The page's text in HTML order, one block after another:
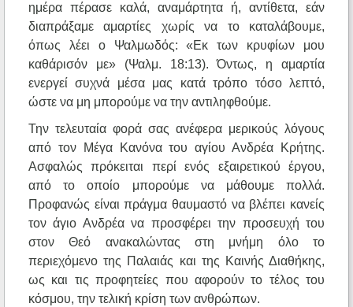
ημέρα πέρασε καλά, αναμάρτητα ή, αντίθετα, εάν
διαπράξαμε αμαρτίες χωρίς να το καταλάβουμε,
όπως λέει ο Ψαλμωδός: «Εκ των κρυφίων μου
καθάρισόν με» (Ψαλμ. 18:13). Όντως, η αμαρτία
ενεργεί συχνά μέσα μας κατά τρόπο τόσο λεπτό,
ώστε να μη μπορούμε να την αντιληφθούμε.
Την τελευταία φορά σας ανέφερα μερικούς λόγους
από τον Μέγα Κανόνα του αγίου Ανδρέα Κρήτης.
Ασφαλώς πρόκειται περί ενός εξαιρετικού έργου,
από το οποίο μπορούμε να μάθουμε πολλά.
Προφανώς είναι πράγμα θαυμαστό να βλέπει κανείς
τον άγιο Ανδρέα να προσφέρει την προσευχή του
στον Θεό ανακαλώντας στη μνήμη όλο το
περιεχόμενο της Παλαιάς και της Καινής Διαθήκης,
ως και τις προφητείες που αφορούν το τέλος του
κόσμου, την τελική κρίση των ανθρώπων.